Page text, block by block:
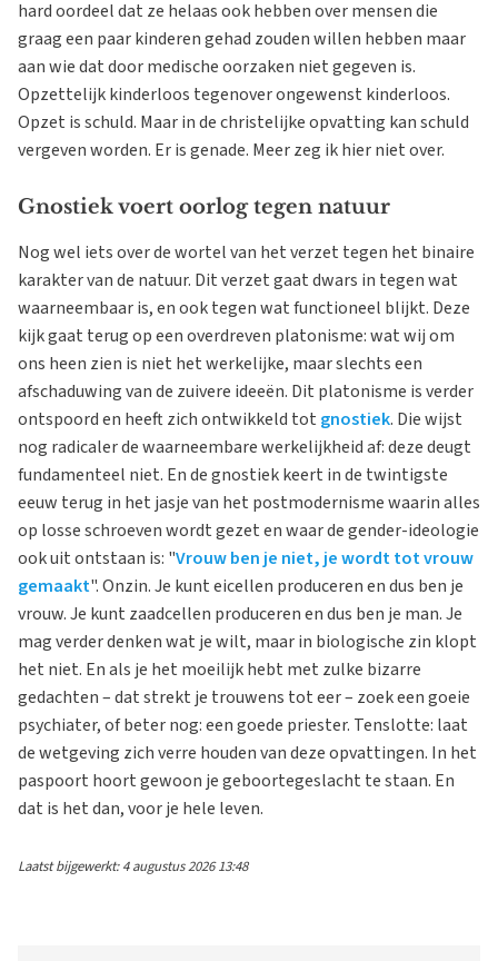
hard oordeel dat ze helaas ook hebben over mensen die
graag een paar kinderen gehad zouden willen hebben maar
aan wie dat door medische oorzaken niet gegeven is.
Opzettelijk kinderloos tegenover ongewenst kinderloos.
Opzet is schuld. Maar in de christelijke opvatting kan schuld
vergeven worden. Er is genade. Meer zeg ik hier niet over.
Gnostiek voert oorlog tegen natuur
Nog wel iets over de wortel van het verzet tegen het binaire
karakter van de natuur. Dit verzet gaat dwars in tegen wat
waarneembaar is, en ook tegen wat functioneel blijkt. Deze
kijk gaat terug op een overdreven platonisme: wat wij om
ons heen zien is niet het werkelijke, maar slechts een
afschaduwing van de zuivere ideeën. Dit platonisme is verder
ontspoord en heeft zich ontwikkeld tot gnostiek. Die wijst
nog radicaler de waarneembare werkelijkheid af: deze deugt
fundamenteel niet. En de gnostiek keert in de twintigste
eeuw terug in het jasje van het postmodernisme waarin alles
op losse schroeven wordt gezet en waar de gender-ideologie
ook uit ontstaan is: "Vrouw ben je niet, je wordt tot vrouw
gemaakt". Onzin. Je kunt eicellen produceren en dus ben je
vrouw. Je kunt zaadcellen produceren en dus ben je man. Je
mag verder denken wat je wilt, maar in biologische zin klopt
het niet. En als je het moeilijk hebt met zulke bizarre
gedachten – dat strekt je trouwens tot eer – zoek een goeie
psychiater, of beter nog: een goede priester. Tenslotte: laat
de wetgeving zich verre houden van deze opvattingen. In het
paspoort hoort gewoon je geboortegeslacht te staan. En
dat is het dan, voor je hele leven.
Laatst bijgewerkt: 4 augustus 2026 13:48